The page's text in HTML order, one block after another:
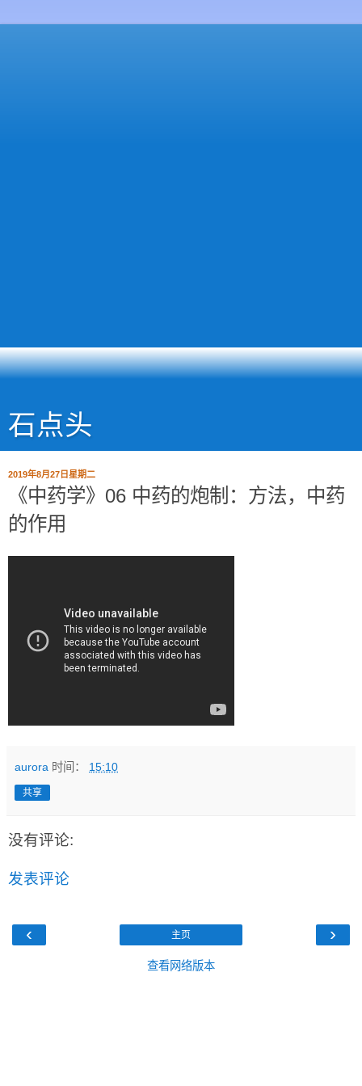
石点头
2019年8月27日星期二
《中药学》06 中药的炮制：方法，中药
的作用
aurora 时间： 15:10
共享
没有评论:
发表评论
‹ ›
主页
查看网络版本